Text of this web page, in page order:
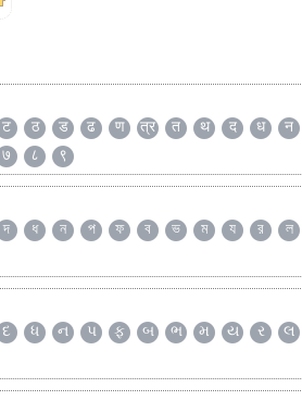
ट ठ ड ढ ण त्र त थ द ध न
७ ८ ९
দ ধ ন প ফ ব ভ ম য র ল
દ ધ ન પ ફ બ ભ મ ય ર લ